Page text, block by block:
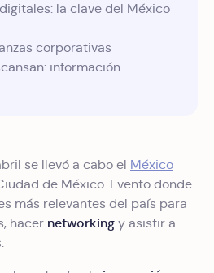
la clave del México
corporativas
información
se llevó a cabo el México
de México. Evento donde
más relevantes del país para
hacer networking y asistir a